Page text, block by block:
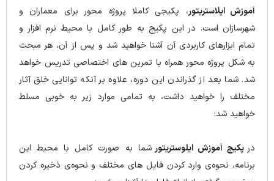
آموزش ایلاستریتور، پکیجی کاملا پروژه محور برای معماران و
شهرسازان است. در این پکیج به طور کامل با محیط نرم افزار و
تمام ابزارهای کاربردی آن آشنا خواهید شد و پس از آن، هر مبحث
به شکل پروژه محور همراه با تمرین های اختصاصی تدریس خواهد
شد. شما بعد از گذراندن این دوره، علاوه بر آنکه توانایی خلق آثار
مختلف را خواهید داشت، به تمامی موارد زیر به خوبی مسلط
خواهید شد:
درپکیج آموزش ایلوستریتور شما به صورت کامل با محیط این
برنامه، نحوه‌ی وارد کردن فایل های مختلف و نحوه‌ی ذخیره کردن